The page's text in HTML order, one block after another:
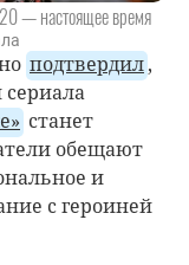
— настоящее время
подтвердил,
сериала
станет
обещают
и
с героиней